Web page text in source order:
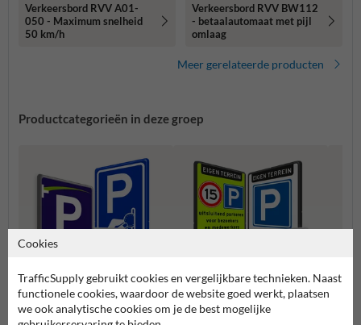
Verkeersbord RVV A01-
050 - Maximum snelheid
50 km/h
Verkeersbord RVV BW112
- betaalautomaat met pijl
omlaag
Meer gerelateerde producten
Productcategorieën in deze groep
Cookies
TrafficSupply gebruikt cookies en vergelijkbare technieken. Naast
functionele cookies, waardoor de website goed werkt, plaatsen
we ook analytische cookies om je de best mogelijke